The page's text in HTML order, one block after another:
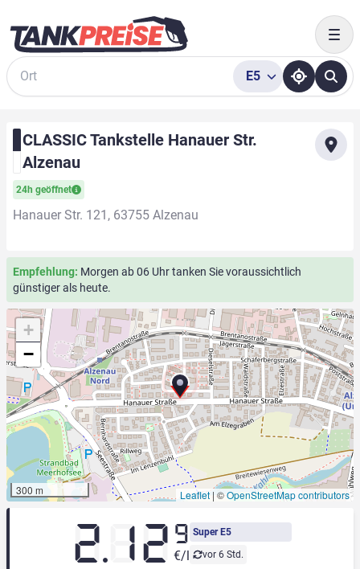
Suche
E5
CLASSIC Tankstelle Hanauer Str.
Alzenau
24h geöffnet
Hanauer Str. 121, 63755 Alzenau
Empfehlung: Morgen ab 06 Uhr tanken Sie voraussichtlich
günstiger als heute.
+
−
300 m Leaflet | ©OpenStreetMap contributors
Super E5
vor 6 Std.
2.12 9
€/l